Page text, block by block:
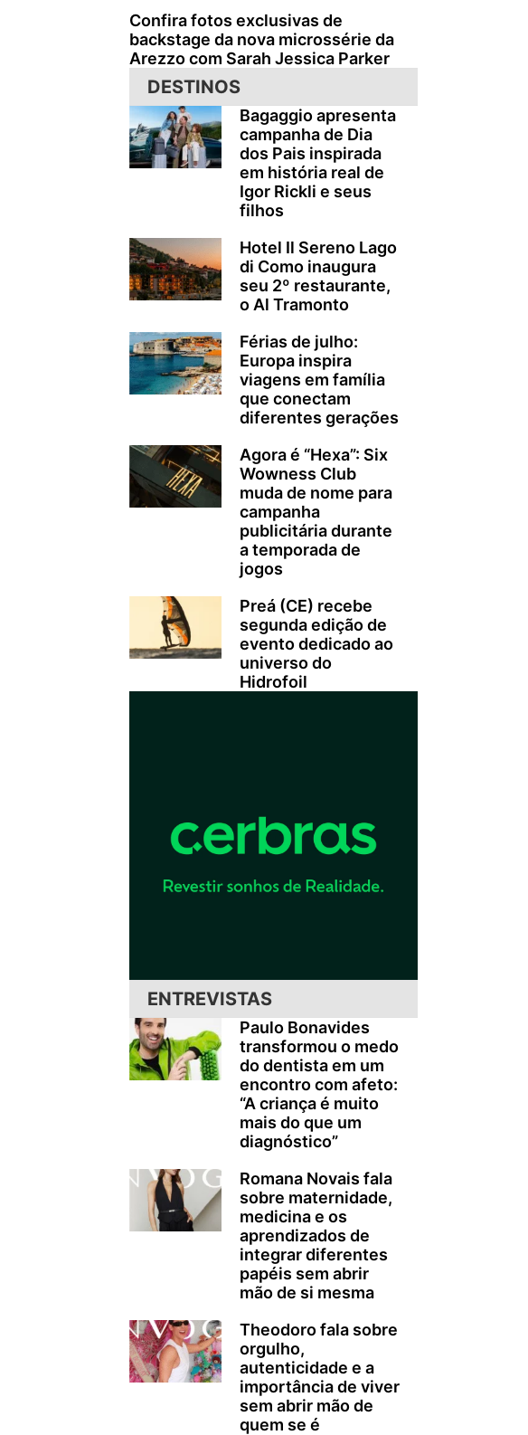
Confira fotos exclusivas de
backstage da nova microssérie da
Arezzo com Sarah Jessica Parker
DESTINOS
Bagaggio apresenta
campanha de Dia
dos Pais inspirada
em história real de
Igor Rickli e seus
filhos
Hotel Il Sereno Lago
di Como inaugura
seu 2º restaurante,
o Al Tramonto
Férias de julho:
Europa inspira
viagens em família
que conectam
diferentes gerações
Agora é “Hexa”: Six
Wowness Club
muda de nome para
campanha
publicitária durante
a temporada de
jogos
Preá (CE) recebe
segunda edição de
evento dedicado ao
universo do
Hidrofoil
ENTREVISTAS
Paulo Bonavides
transformou o medo
do dentista em um
encontro com afeto:
“A criança é muito
mais do que um
diagnóstico”
Romana Novais fala
sobre maternidade,
medicina e os
aprendizados de
integrar diferentes
papéis sem abrir
mão de si mesma
Theodoro fala sobre
orgulho,
autenticidade e a
importância de viver
sem abrir mão de
quem se é